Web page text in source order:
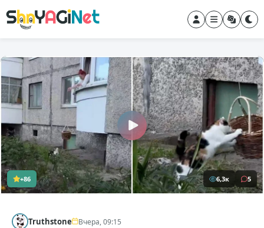
+86 6,3к 5
Truthstone Вчера, 09:15